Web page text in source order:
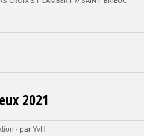
2021
· par YvH